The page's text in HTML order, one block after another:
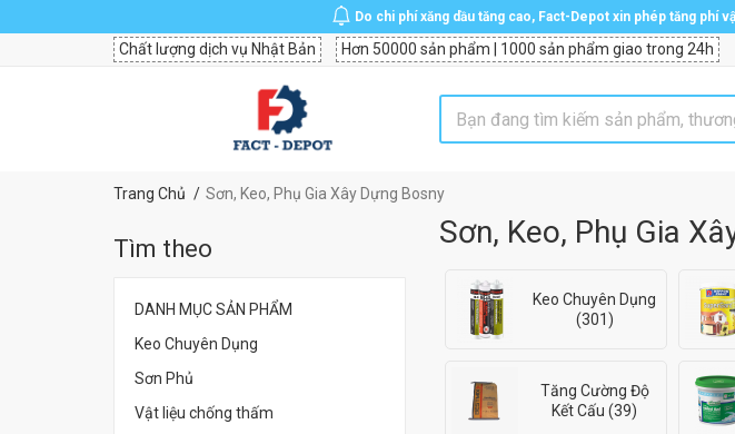
Do chi phí xăng dầu tăng cao, Fact-Depot xin phép tăng phí
Chất lượng dịch vụ Nhật Bản Hơn 50000 sản phẩm | 1000 sản phẩm giao trong 24h
Trang Chủ Sơn, Keo, Phụ Gia Xây Dựng Bosny
Tìm theo
DANH MỤC SẢN PHẨM
Keo Chuyên Dụng
Sơn Phủ
Vật liệu chống thấm
Sơn, Keo, Phụ Gia
Keo Chuyên Dụng
(301)
Tăng Cường Độ
Kết Cấu (39)